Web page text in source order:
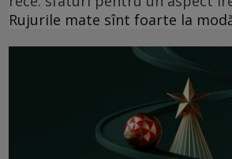
Rujurile mate sînt foarte la